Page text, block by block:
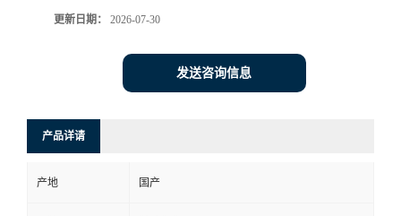
更新日期： 2026-07-30
发送咨询信息
产品详请
产地 国产